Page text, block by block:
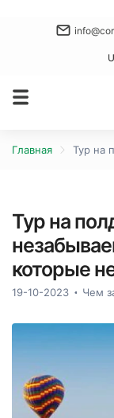
Главная Тур на
Тур на
которые
19-10-2023 Чем